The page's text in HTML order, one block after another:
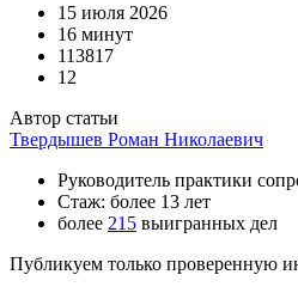
15 июля 2026
16 минут
113817
12
Автор статьи
Твердышев Роман Николаевич
Руководитель практики
Стаж: более 13 лет
более 215 выигранных дел
Публикуем только проверенную